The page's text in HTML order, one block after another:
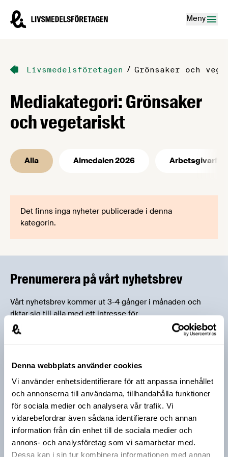
Denna webbplats använder cookies
Vi använder enhetsidentifierare för att anpassa innehållet
och annonserna till användarna, tillhandahålla funktioner
för sociala medier och analysera vår trafik. Vi
vidarebefordrar även sådana identifierare och annan
information från din enhet till de sociala medier och
annons- och analysföretag som vi samarbetar med.
Dessa kan i sin tur kombinera informationen med annan
Livsmedelsföretagen – till startsidan
Meny
Livsmedelsföretagen / Grönsaker och
Mediakategori:Grönsaker
och vegetariskt
Alla Almedalen 2026
Det finns inga nyheter publicerade i denna
kategorin.
Prenumerera på vårt nyhetsbrev
Vårt nyhetsbrev kommer ut 3-4 gånger i månaden och
riktar sig till alla med ett intresse för
livsmedelsföretagande och den svenska
livsmedelsbranschen. När du anmäler dig till vårt
hantering av personuppgifter.
E-post:
Jag vill få relevant information från Livsmedelsföretagen
sälja min personliga information. Jag kan när som helst